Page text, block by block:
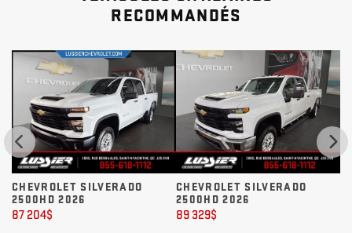
RECOMMANDÉS
CHEVROLET SILVERADO
2500HD 2026
87 204$
CHEVROLET SILVERADO
2500HD 2026
89 329$